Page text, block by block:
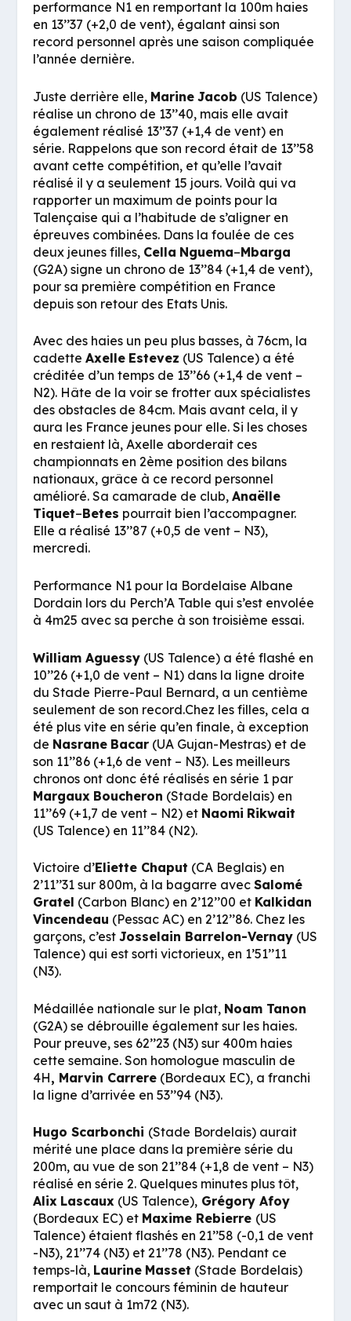
performance N1 en remportant la 100m haies
en 13’’37 (+2,0 de vent), égalant ainsi son
record personnel après une saison compliquée
l’année dernière.
Juste derrière elle, Marine Jacob (US Talence)
réalise un chrono de 13’’40, mais elle avait
également réalisé 13’’37 (+1,4 de vent) en
série. Rappelons que son record était de 13’’58
avant cette compétition, et qu’elle l’avait
réalisé il y a seulement 15 jours. Voilà qui va
rapporter un maximum de points pour la
Talençaise qui a l’habitude de s’aligner en
épreuves combinées. Dans la foulée de ces
deux jeunes filles, Cella Nguema–Mbarga
(G2A) signe un chrono de 13’’84 (+1,4 de vent),
pour sa première compétition en France
depuis son retour des Etats Unis.
Avec des haies un peu plus basses, à 76cm, la
cadetteAxelle Estevez (US Talence) a été
créditée d’un temps de 13’’66 (+1,4 de vent –
N2). Hâte de la voir se frotter aux spécialistes
des obstacles de 84cm. Mais avant cela, il y
aura les France jeunes pour elle. Si les choses
en restaient là, Axelle aborderait ces
championnats en 2ème position des bilans
nationaux, grâce à ce record personnel
amélioré. Sa camarade de club,Anaëlle
Tiquet–Betes pourrait bien l’accompagner.
Elle a réalisé 13’’87 (+0,5 de vent – N3),
mercredi.
Performance N1 pour la Bordelaise Albane
Dordain lors du Perch’A Table qui s’est envolée
à 4m25 avec sa perche à son troisième essai.
William Aguessy (US Talence) a été flashé en
10’’26 (+1,0 de vent – N1) dans la ligne droite
du Stade Pierre-Paul Bernard, a un centième
seulement de son record.Chez les filles, cela a
été plus vite en série qu’en finale, à exception
de Nasrane Bacar (UA Gujan-Mestras) et de
son 11’’86 (+1,6 de vent – N3). Les meilleurs
chronos ont donc été réalisés en série 1 par
Margaux Boucheron (Stade Bordelais) en
11’’69 (+1,7 de vent – N2) et Naomi Rikwait
(US Talence) en 11’’84 (N2).
Victoire d’Eliette Chaput (CA Beglais) en
2’11’’31 sur 800m, à la bagarre avecSalomé
Gratel (Carbon Blanc) en 2’12’’00 et Kalkidan
Vincendeau (Pessac AC) en 2’12’’86. Chez les
garçons, c’estJosselain Barrelon-Vernay (US
Talence) qui est sorti victorieux, en 1’51’’11
(N3).
Médaillée nationale sur le plat, Noam Tanon
(G2A) se débrouille également sur les haies.
Pour preuve, ses 62’’23 (N3) sur 400m haies
cette semaine. Son homologue masculin de
4H, Marvin Carrere (Bordeaux EC), a franchi
la ligne d’arrivée en 53’’94 (N3).
Hugo Scarbonchi (Stade Bordelais) aurait
mérité une place dans la première série du
200m, au vue de son 21’’84 (+1,8 de vent – N3)
réalisé en série 2. Quelques minutes plus tôt,
Alix Lascaux (US Talence), Grégory Afoy
(Bordeaux EC) et Maxime Rebierre (US
Talence) étaient flashés en 21’’58 (-0,1 de vent
-N3), 21’’74 (N3) et 21’’78 (N3). Pendant ce
temps-là, Laurine Masset (Stade Bordelais)
remportait le concours féminin de hauteur
avec un saut à 1m72 (N3).